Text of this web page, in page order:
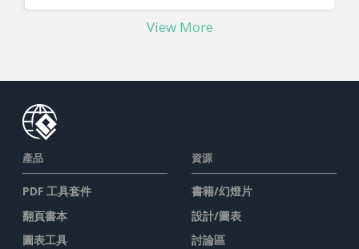
View More
產品
PDF 工具套件
翻頁書本
圖表工具
資源
書籍/幻燈片
設計/圖表
討論區